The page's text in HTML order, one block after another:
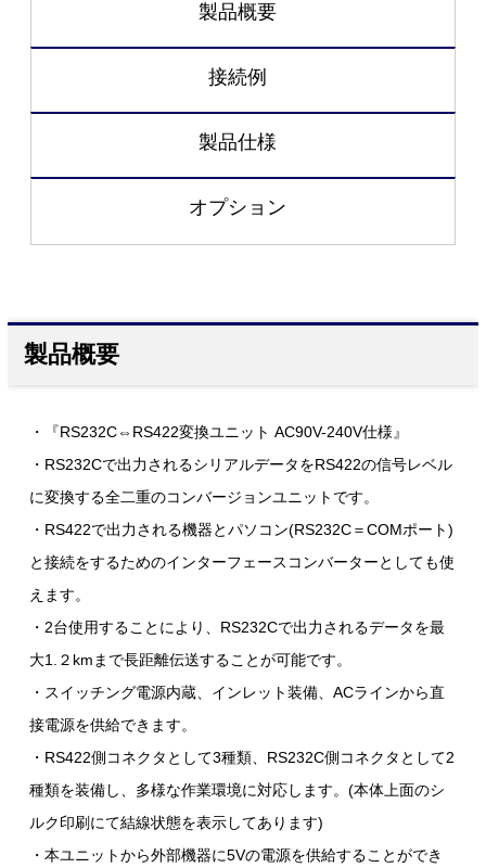
製品概要
接続例
製品仕様
オプション
製品概要
・『RS232C⇔RS422変換ユニット AC90V-240V仕様』
・RS232Cで出力されるシリアルデータをRS422の信号レベル
に変換する全二重のコンバージョンユニットです。
・RS422で出力される機器とパソコン(RS232C＝COMポート)
と接続をするためのインターフェースコンバーターとしても使
えます。
・2台使用することにより、RS232Cで出力されるデータを最
大1.２kmまで長距離伝送することが可能です。
・スイッチング電源内蔵、インレット装備、ACラインから直
接電源を供給できます。
・RS422側コネクタとして3種類、RS232C側コネクタとして2
種類を装備し、多様な作業環境に対応します。(本体上面のシ
ルク印刷にて結線状態を表示してあります)
・本ユニットから外部機器に5Vの電源を供給することができ